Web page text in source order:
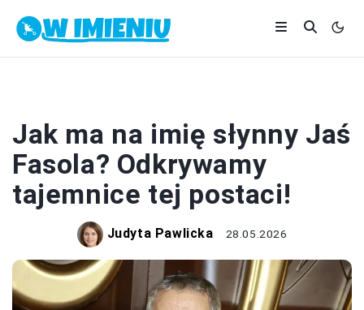
Jak ma na imię słynny Jaś
Fasola? Odkrywamy
tajemnice tej postaci!
Judyta Pawlicka 28.05.2026